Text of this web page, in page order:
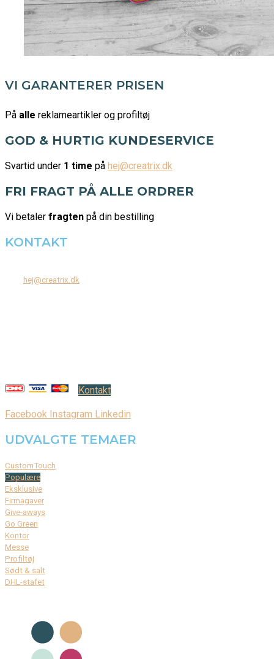
VI GARANTERER PRISEN
På alle reklameartikler og profiltøj
GOD & HURTIG KUNDESERVICE
Svartid under 1 time på hej@creatrix.dk
FRI FRAGT PÅ ALLE ORDRER
Vi betaler fragten på din bestilling
KONTAKT
hej@creatrix.dk
Kontakt
Facebook Instagram Linkedin
UDVALGTE TEMAER
CustomTouch
Populære
Eksklusive
Firmagaver
Give-aways
Go Green
Kontor
Messe
Profiltøj
Sødt & salt
DHL-stafet